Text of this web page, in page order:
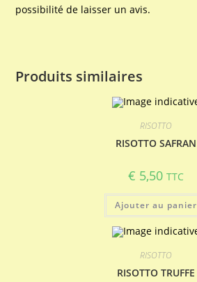
possibilité de laisser un avis.
Produits similaires
RISOTTO
RISOTTO SAFRAN
€ 5,50 TTC
Ajouter au panier
RISOTTO
RISOTTO TRUFFE